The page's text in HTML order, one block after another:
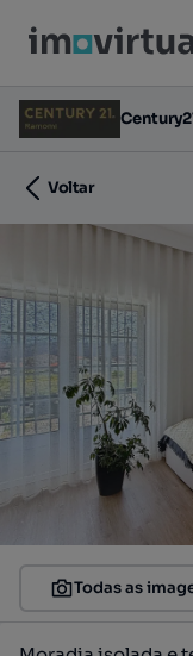
Voltar
Todas as